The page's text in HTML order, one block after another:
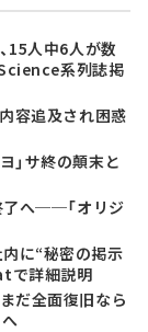
15人中6人が数
系列誌掲
容追及され困惑
」サ終の顛末と
了へ──「オリジ
に“秘密の掲示
で詳細説明
だ全面復旧なら